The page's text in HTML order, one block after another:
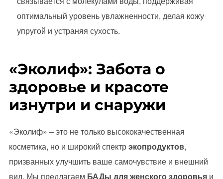
оптимальный уровень увлажненности, делая кожу
упругой и устраняя сухость.
«Эколиф»: Забота о
здоровье и красоте
изнутри и снаружи
«Эколиф» – это не только высококачественная
косметика, но и широкий спектрэкопродуктов,
призванных улучшить ваше самочувствие и внешний
вид. Мы предлагаем БАДы для женского здоровьяи